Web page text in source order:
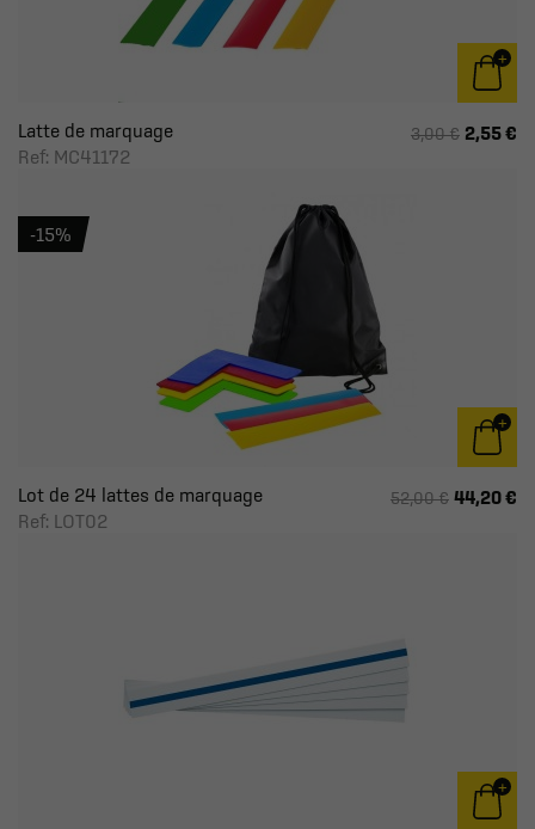
Latte de marquage
Ref: MC41172
3,00 € 2,55 €
Lot de 24 lattes de marquage
Ref: LOT02
52,00 € 44,20 €
-15%